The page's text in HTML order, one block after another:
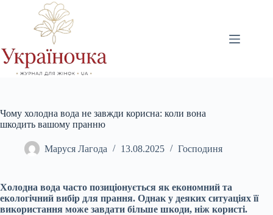
Чому холодна вода не завжди корисна: коли вона
шкодить вашому пранню
Маруся Лагода 13.08.2025 Господиня
Холодна вода часто позиціонується як економний та
екологічний вибір для прання. Однак у деяких ситуаціях її
використання може завдати більше шкоди, ніж користі.